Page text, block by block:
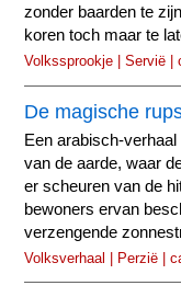
zonder baarden te
koren toch maar te
Volkssprookje | Servië |
De magische
Een arabisch-
van de aarde, waar
er scheuren van de
bewoners ervan
verzengende
Volksverhaal | Perzië |